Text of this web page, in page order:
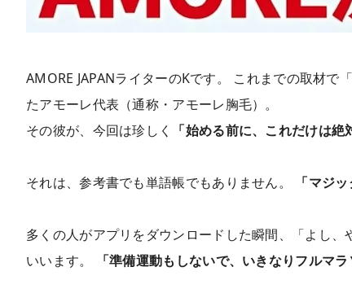
AMORE JAPANライターのKです。 これまでの取材で
たアモーレ代表（通称・アモーレ胸毛）。
その彼が、今回は珍しく
「始める前に、これだけは絶
それは、参考書でも単語帳でもありません。 「マジ
多くの人がアプリをダウンロードした瞬間、「よし
いいます。
「準備運動もしないで、いきなりフルマ